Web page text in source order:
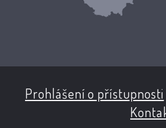
Prohlášení o přístupnosti